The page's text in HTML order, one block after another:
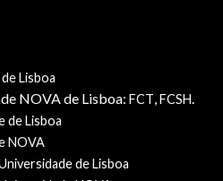
Lisboa
NOVA de Lisboa: FCT,FCSH.
de Lisboa
NOVA
de Lisboa